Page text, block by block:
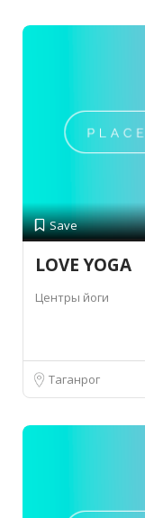
Save
LOVE YOGA
Центры йоги
Таганрог